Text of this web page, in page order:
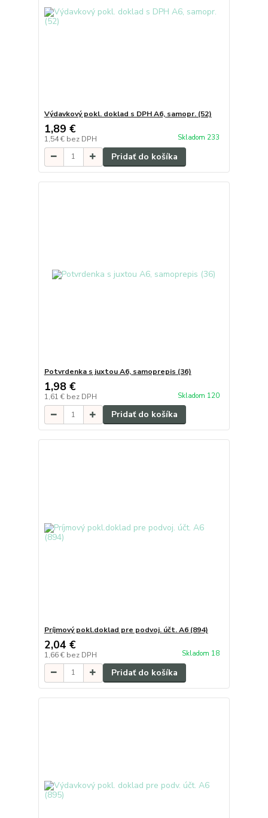
Výdavkový pokl. doklad s DPH A6, samopr. (52)
1,89 €
1,54 € bez DPH Skladom 233
Pridať do košíka
Potvrdenka s juxtou A6, samoprepis (36)
1,98 €
1,61 € bez DPH Skladom 120
Pridať do košíka
Príjmový pokl.doklad pre podvoj. účt. A6 (894)
2,04 €
1,66 € bez DPH Skladom 18
Pridať do košíka